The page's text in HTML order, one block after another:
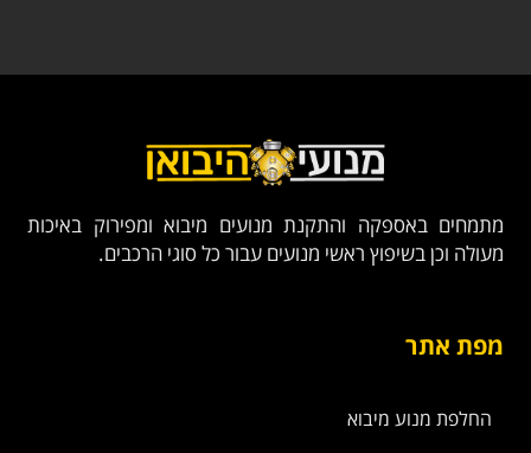
מתמחים באספקה והתקנת מנועים מיבוא ומפירוק באיכות
מעולה וכן בשיפוץ ראשי מנועים עבור כל סוגי הרכבים.
מפת אתר
החלפת מנוע מיבוא